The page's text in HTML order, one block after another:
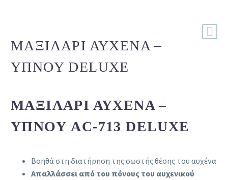
ΜΑΞΙΛΆΡΙ ΑΥΧΈΝΑ –
ΎΠΝΟΥ DELUXE
ΜΑΞΙΛΆΡΙ ΑΥΧΈΝΑ –
ΎΠΝΟΥ AC-713 DELUXE
Βοηθά στη διατήρηση της σωστής θέσης του αυχένα
Απαλλάσσει από του πόνους του αυχενικού